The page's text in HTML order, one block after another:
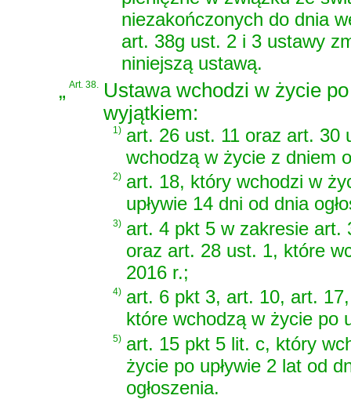
niezakończonych do dnia
art. 38g ust. 2 i 3 ustawy
niniejszą ustawą.
„Art. 38.
Ustawa wchodzi w życie
wyjątkiem:
1) art. 26 ust. 11 oraz art. 30
wchodzą w życie z dniem
2) art. 18, który wchodzi w
upływie 14 dni od dnia
3) art. 4 pkt 5 w zakresie
oraz art. 28 ust. 1, które
2016 r.;
4) art. 6 pkt 3, art. 10, art.
które wchodzą w życie po
5) art. 15 pkt 5 lit. c, który
życie po upływie 2 lat od
ogłoszenia.